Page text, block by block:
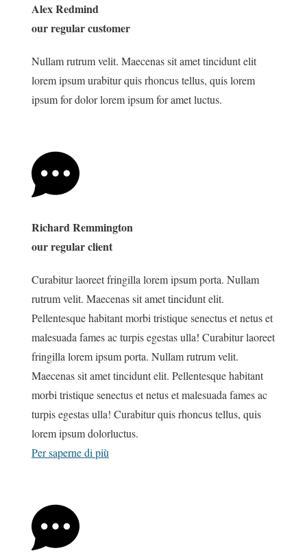
Alex Redmind
our regular customer
Nullam rutrum velit. Maecenas sit amet tincidunt elit
lorem ipsum urabitur quis rhoncus tellus, quis lorem
ipsum for dolor lorem ipsum for amet luctus.
Richard Remmington
our regular client
Curabitur laoreet fringilla lorem ipsum porta. Nullam
rutrum velit. Maecenas sit amet tincidunt elit.
Pellentesque habitant morbi tristique senectus et netus et
malesuada fames ac turpis egestas ulla! Curabitur laoreet
fringilla lorem ipsum porta. Nullam rutrum velit.
Maecenas sit amet tincidunt elit. Pellentesque habitant
morbi tristique senectus et netus et malesuada fames ac
turpis egestas ulla! Curabitur quis rhoncus tellus, quis
lorem ipsum dolorluctus.
Per saperne di più